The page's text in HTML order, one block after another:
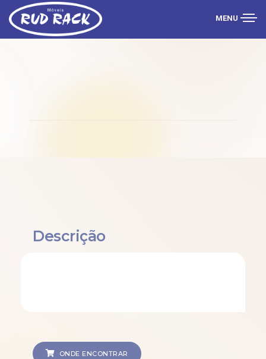
MENU
Descrição
ONDE ENCONTRAR